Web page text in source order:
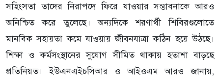
সহিংসতা তাদের নিরাপদে ফিরে যাওয়ার সম্ভাবনাকে আরও
অনিশ্চিত করে তুলেছে। অন্যদিকে শরণার্থী শিবিরগুলোতে
মানবিক সহায়তা কমে যাওয়ায় জীবনযাত্রা কঠিন হয়ে উঠছে।
শিক্ষা ও কর্মসংস্থানের সুযোগ সীমিত থাকায় হতাশা বাড়ছে
প্রতিনিয়ত। ইউএনএইচসিআর ও আইওএম আরও জানায়,